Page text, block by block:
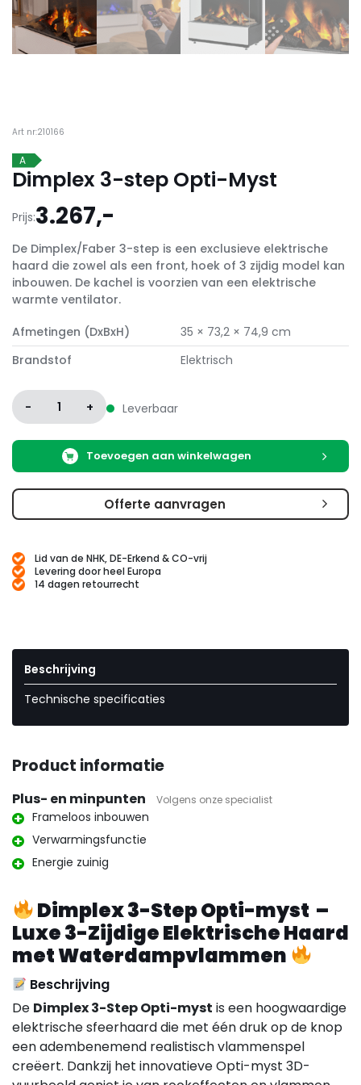
Art nr:210166
A
Dimplex 3-step Opti-Myst
Prijs:3.267,-
De Dimplex/Faber 3-step is een exclusieve elektrische
haard die zowel als een front, hoek of 3 zijdig model kan
inbouwen. De kachel is voorzien van een elektrische
warmte ventilator.
Afmetingen (DxBxH)
35 × 73,2 × 74,9 cm
Brandstof
Elektrisch
- 1 + Leverbaar
Toevoegen aan winkelwagen
Offerte aanvragen
Lid van de NHK, DE-Erkend & CO-vrij
Levering door heel Europa
14 dagen retourrecht
Beschrijving
Technische specificaties
Product informatie
Plus- en minpunten Volgens onze specialist
Frameloos inbouwen
Verwarmingsfunctie
Energie zuinig
Dimplex 3-Step Opti-myst –
Luxe 3-Zijdige Elektrische Haard
met Waterdampvlammen
Beschrijving
De Dimplex 3-Step Opti-myst is een hoogwaardige
elektrische sfeerhaard die met één druk op de knop
een adembenemend realistisch vlammenspel
creëert. Dankzij het innovatieve Opti-myst 3D-